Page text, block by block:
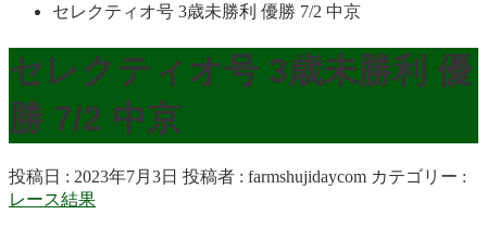
セレクティオ号 3歳未勝利 優勝 7/2 中京
セレクティオ号 3歳未勝利 優
勝 7/2 中京
投稿日 : 2023年7月3日 投稿者 : farmshujidaycom カテゴリー :
レース結果